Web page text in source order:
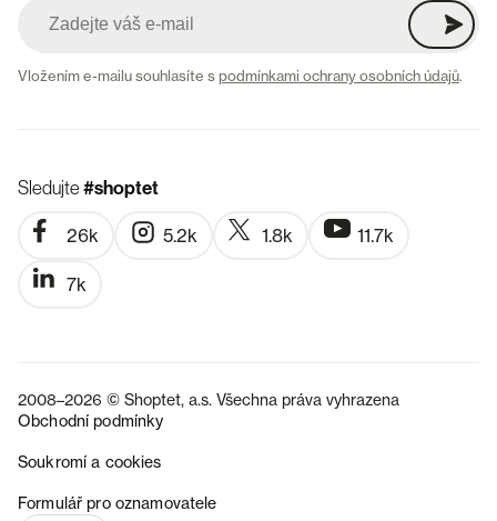
Vložením e-mailu souhlasíte spodmínkami ochrany osobních údajů.
Sledujte#shoptet
26k 5.2k 1.8k 11.7k
7k
2008–2026 © Shoptet, a.s. Všechna práva vyhrazena
Obchodní podmínky
Soukromí a cookies
Formulář pro oznamovatele